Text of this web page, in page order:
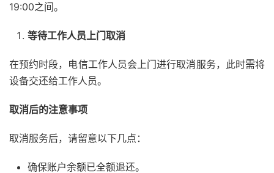
19:00之间。
等待工作人员上门取消
在预约时段，电信工作人员会上门进行取消服务，此时需将
设备交还给工作人员。
取消后的注意事项
取消服务后，请留意以下几点：
确保账户余额已全额退还。